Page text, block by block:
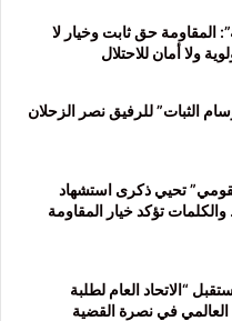
المقاومة حق ثابت وخيار لا
ولا أمان للاحتلال
الثبات” للرفيق نصر الزحلان
تحيي ذكرى استشهاد
تؤكد خيار المقاومة
“الاتحاد العام لطلبة
في نصرة القضية